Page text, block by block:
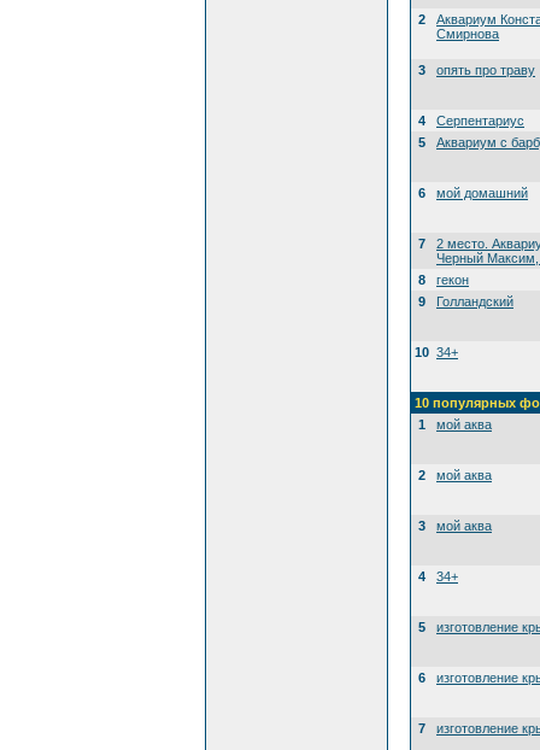
2
Аквариум
Смирнова
3 опять про траву
4
Серпентариус
5
Аквариум с
6 мой домашний
7
2 место.
Черный Максим,
8
гекон
9
Голландский
10 34+
10 популярных
1
мой аква
2 мой аква
3 мой аква
4 34+
5 изготовление
6 изготовление
7 изготовление